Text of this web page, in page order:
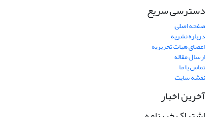
دسترسی سریع
صفحه اصلی
درباره نشریه
اعضای هیات تحریریه
ارسال مقاله
تماس با ما
نقشه سایت
آخرین اخبار